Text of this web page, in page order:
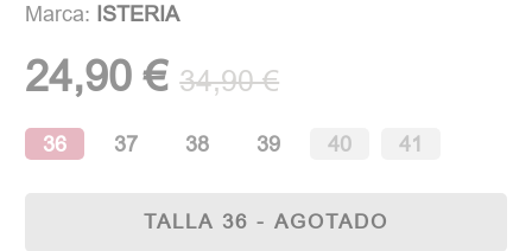
Marca: ISTERIA
24,90 € 34,90 €
36 37 38 39 40 41
TALLA 36 - AGOTADO